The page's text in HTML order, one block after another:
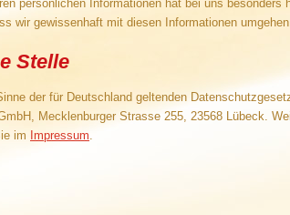
persönlichen Informationen hat bei uns besonders
wir gewissenhaft mit diesen Informationen
Stelle
der für Deutschland geltenden
Mecklenburger Strasse 255, 23568 Lübeck.
im Impressum